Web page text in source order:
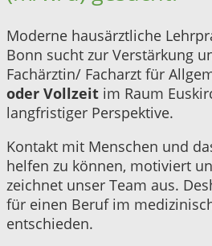
Moderne hausärztliche
Bonn sucht zur Verstärkung
Fachärztin/ Facharzt für
oder Vollzeit im Raum
langfristiger Perspektive.
Kontakt mit Menschen und
helfen zu können, motiviert
zeichnet unser Team aus.
für einen Beruf im
entschieden.